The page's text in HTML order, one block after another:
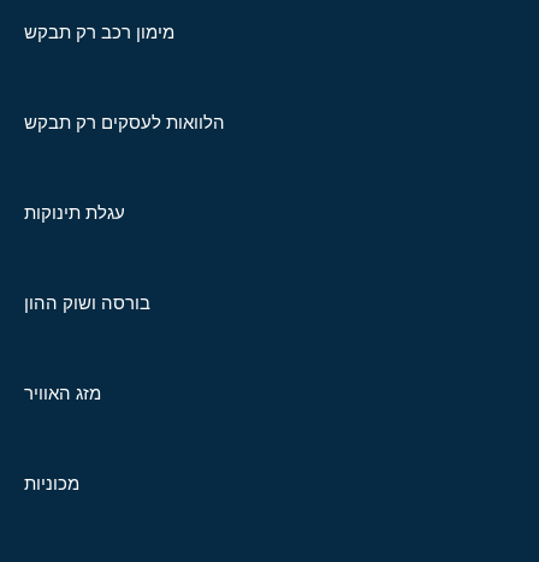
מימון רכב רק תבקש
הלוואות לעסקים רק תבקש
עגלת תינוקות
בורסה ושוק ההון
מזג האוויר
מכוניות